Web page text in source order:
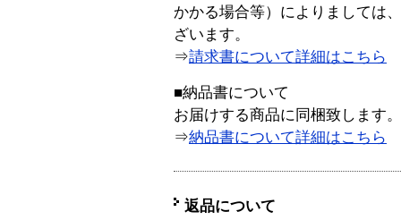
かかる場合等）によりましては
ざいます。
⇒請求書について詳細はこちら
■納品書について
お届けする商品に同梱致します。
⇒納品書について詳細はこちら
返品について